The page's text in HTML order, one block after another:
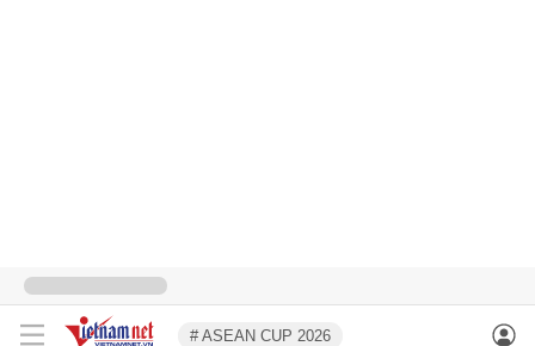
# ASEAN CUP 2026